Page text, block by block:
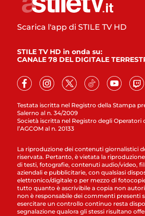
Testata iscritta nel Registro della Stampa
Salerno al n. 34/2009
Società iscritta nel Registro degli Operatori
l’AGCOM al n. 20133
Scarica l'app di STILE TV HD
STILE TV HD in onda su:
CANALE 78 DEL DIGITALE
La riproduzione dei contenuti giornalistici
riservata. Pertanto, è vietata la riproduzione
di testi, fotografie, contenuti audio/video,
aziendali e pubblicitarie, con qualsiasi
elettronico/digitale o per mezzo di
tutto quanto è ascrivibile a copia non
non è responsabile dei commenti presenti
esercitare un controllo continuo resta
segnalazione qualora gli stessi risultano